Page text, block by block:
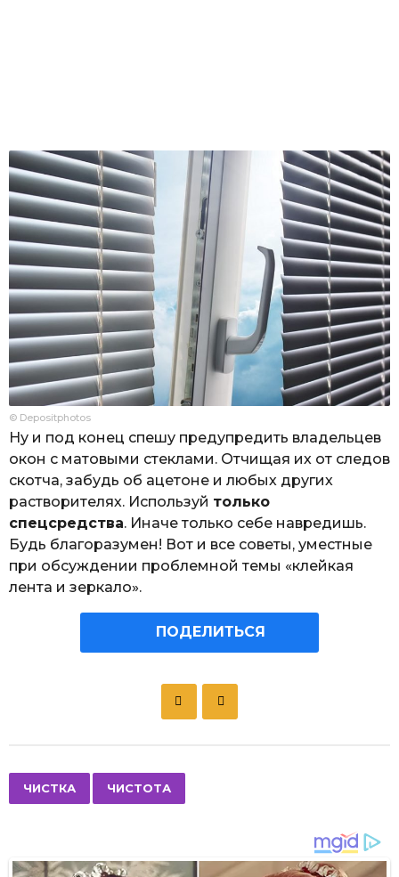
© Depositphotos
Ну и под конец спешу предупредить владельцев
окон с матовыми стеклами. Отчищая их от следов
скотча, забудь об ацетоне и любых других
растворителях. Используй только
спецсредства. Иначе только себе навредишь.
Будь благоразумен! Вот и все советы, уместные
при обсуждении проблемной темы «клейкая
лента и зеркало».
ПОДЕЛИТЬСЯ
a
i
ЧИСТКА ЧИСТОТА